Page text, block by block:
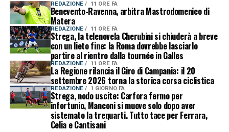
REDAZIONE 11 ORE FA
Benevento-Ravenna, arbitra Mastrodomenico di
Matera
REDAZIONE 11 ORE FA
Strega, la telenovela Cherubini si chiuderà a breve
con un lieto fine: la Roma dovrebbe lasciarlo
partire al rientro dalla tournée in Galles
REDAZIONE 11 ORE FA
La Regione rilancia il Giro di Campania: il 20
settembre 2026 torna la storica corsa ciclistica
REDAZIONE 1 GIORNO FA
Strega, nodo uscite: Carfora fermo per
infortunio, Manconi si muove solo dopo aver
sistemato la trequarti. Tutto tace per Ferrara,
Celia e Cantisani